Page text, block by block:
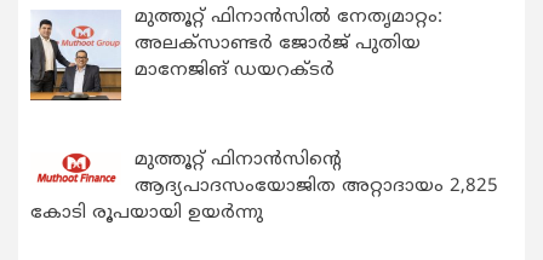
മുത്തൂറ്റ് ഫിനാൻസിൽ നേതൃമാറ്റം:
അലക്സാണ്ടർ ജോർജ് പുതിയ
മാനേജിങ് ഡയറക്ടർ
മുത്തൂറ്റ് ഫിനാൻസിന്റെ
ആദ്യപാദസംയോജിത അറ്റാദായം 2,825
കോടി രൂപയായി ഉയർന്നു